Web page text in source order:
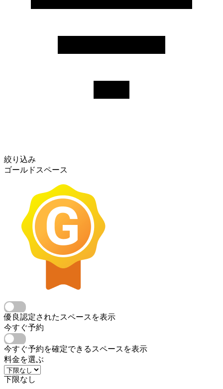
絞り込み
ゴールドスペース
優良認定されたスペースを表示
今すぐ予約
今すぐ予約を確定できるスペースを表示
料金を選ぶ
下限なし